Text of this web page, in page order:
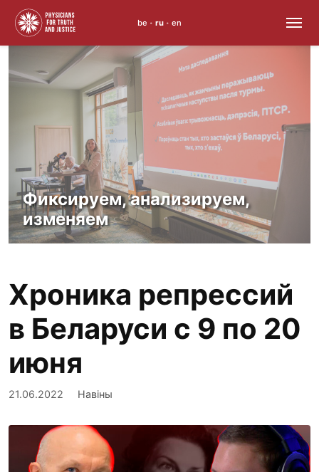
to
content
be • ru • en
Фиксируем, анализируем,
изменяем
Хроника репрессий
в Беларуси с 9 по 20
июня
21.06.2022 Навіны